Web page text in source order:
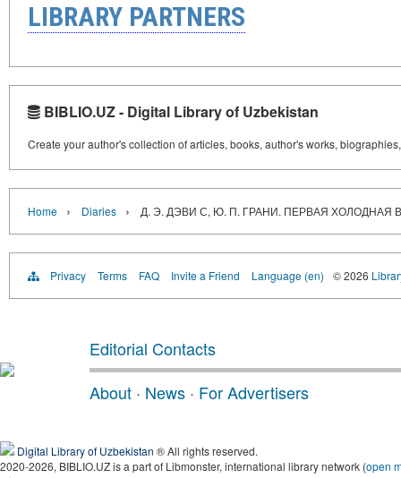
LIBRARY PARTNERS
BIBLIO.UZ - Digital Library of Uzbekistan
Create your author's collection of articles, books, author's works,
Home › Diaries › Д. Э. ДЭВИ С, Ю. П. ГРАНИ. ПЕРВАЯ
Privacy Terms FAQ Invite a Friend Language (en) © 2026
Editorial Contacts
About · News · For Advertisers
Digital Library of Uzbekistan ® All rights reserved.
2020-2026, BIBLIO.UZ is a part of Libmonster, international library network (open